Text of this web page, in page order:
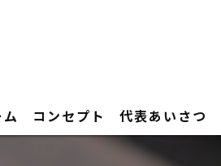
コンセプト 代表あいさつ